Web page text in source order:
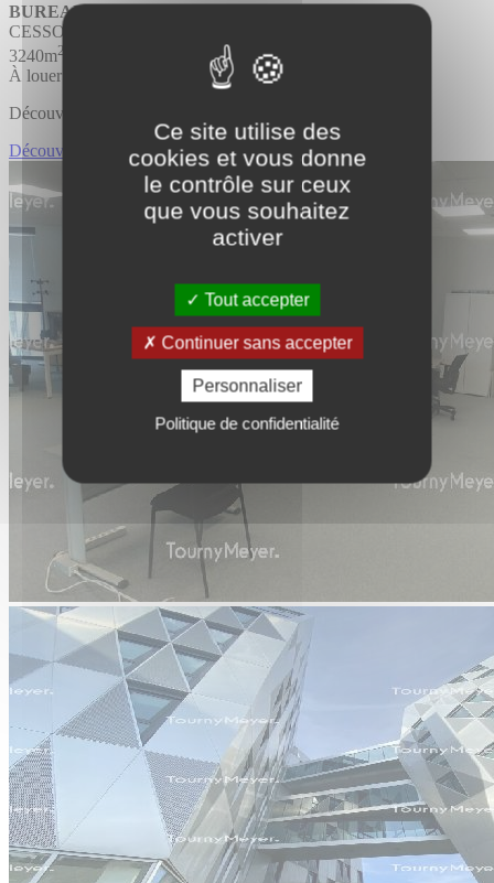
Ce site utilise des
cookies et vous donne
le contrôle sur ceux
que vous souhaitez
activer
Tout accepter
Continuer sans accepter
Personnaliser
Politique de confidentialité
BUREAUX
CESSON SEVIGNE
3240m2
À louer
Découvrir l'offre
Découvrir BUREAUX